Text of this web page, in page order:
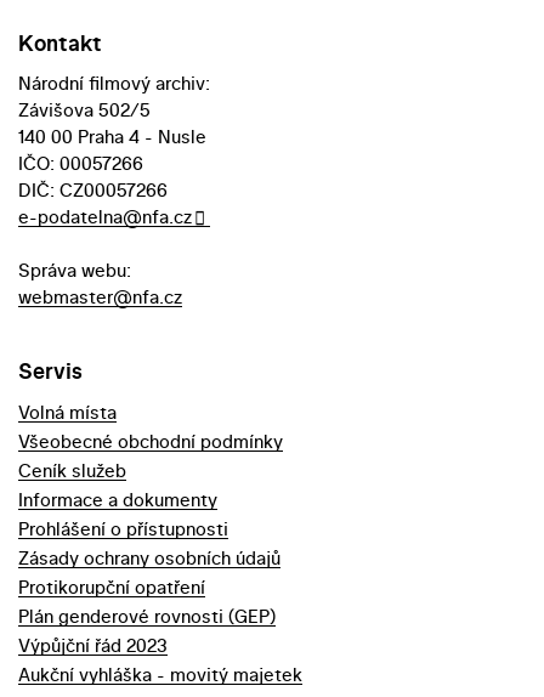
Kontakt
Národní filmový archiv:
Závišova 502/5
140 00 Praha 4 - Nusle
IČO: 00057266
DIČ: CZ00057266
e-podatelna@nfa.cz
Správa webu:
webmaster@nfa.cz
Servis
Volná místa
Všeobecné obchodní podmínky
Ceník služeb
Informace a dokumenty
Prohlášení o přístupnosti
Zásady ochrany osobních údajů
Protikorupční opatření
Plán genderové rovnosti (GEP)
Výpůjční řád 2023
Aukční vyhláška - movitý majetek